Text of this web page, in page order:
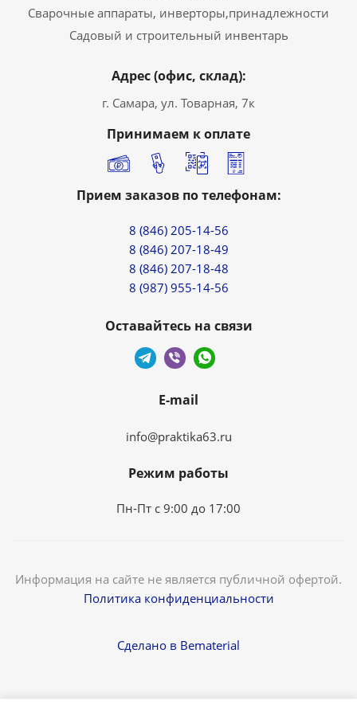
Сварочные аппараты, инверторы,принадлежности
Садовый и строительный инвентарь
Адрес (офис, склад):
г. Самара, ул. Товарная, 7к
Принимаем к оплате
Прием заказов по телефонам:
8 (846) 205-14-56
8 (846) 207-18-49
8 (846) 207-18-48
8 (987) 955-14-56
Оставайтесь на связи
E-mail
info@praktika63.ru
Режим работы
Пн-Пт с 9:00 до 17:00
Информация на сайте не является публичной офертой.
Политика конфиденциальности
Сделано в Bematerial